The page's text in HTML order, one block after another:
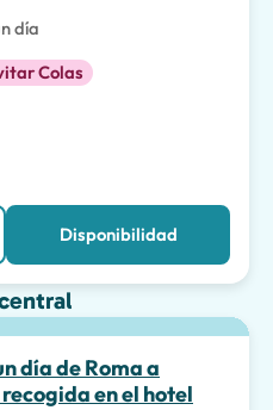
día
Colas
Disponibilidad
día de Roma a
en el hotel